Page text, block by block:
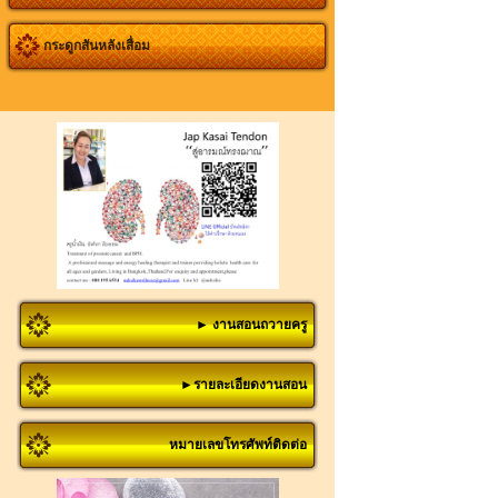
กระดูกสันหลังเสื่อม
► งานสอนถวายครู
►รายละเอียดงานสอน
หมายเลขโทรศัพท์ติดต่อ